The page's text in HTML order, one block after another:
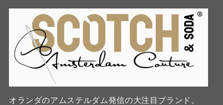
オランダのアムステルダム発信の大注目ブランド。